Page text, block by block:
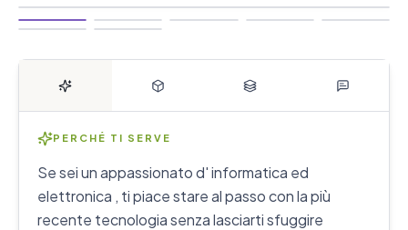
PERCHÉ TI SERVE
Se sei un appassionato d' informatica ed
elettronica , ti piace stare al passo con la più
recente tecnologia senza lasciarti sfuggire